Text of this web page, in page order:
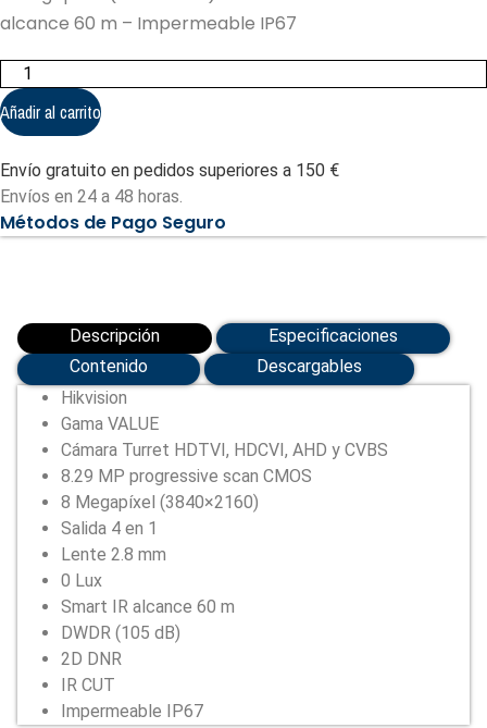
alcance 60 m – Impermeable IP67
Hikvision
-
Cámara
Turret
4en1
Value
(DS-
2CE78U1T-
IT3F(2.8mm))
cantidad
Añadir al carrito
Envío gratuito en pedidos superiores a 150 €
Envíos en 24 a 48 horas.
Métodos de Pago Seguro
Descripción
Especificaciones
Contenido
Descargables
Hikvision
Gama VALUE
Cámara Turret HDTVI, HDCVI, AHD y CVBS
8.29 MP progressive scan CMOS
8 Megapíxel (3840×2160)
Salida 4 en 1
Lente 2.8 mm
0 Lux
Smart IR alcance 60 m
DWDR (105 dB)
2D DNR
IR CUT
Impermeable IP67